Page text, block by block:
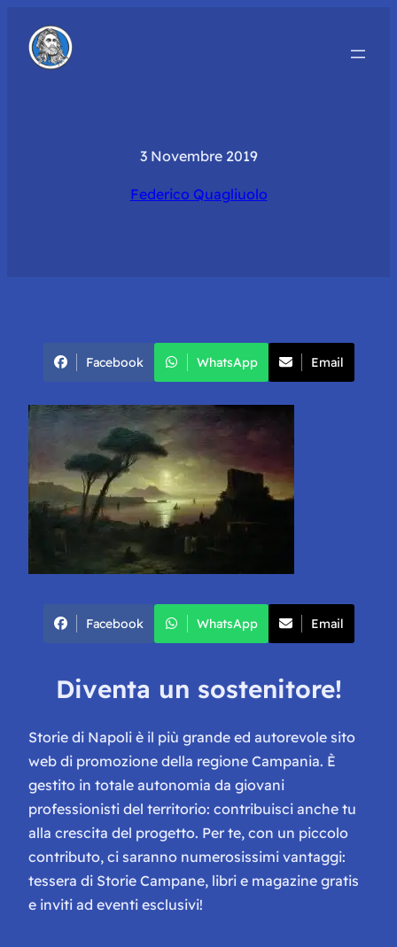
3 Novembre 2019
Federico Quagliuolo
Facebook WhatsApp Email
Facebook WhatsApp Email
Diventa un sostenitore!
Storie di Napoli è il più grande ed autorevole sito
web di promozione della regione Campania. È
gestito in totale autonomia da giovani
professionisti del territorio: contribuisci anche tu
alla crescita del progetto. Per te, con un piccolo
contributo, ci saranno numerosissimi vantaggi:
tessera di Storie Campane, libri e magazine gratis
e inviti ad eventi esclusivi!